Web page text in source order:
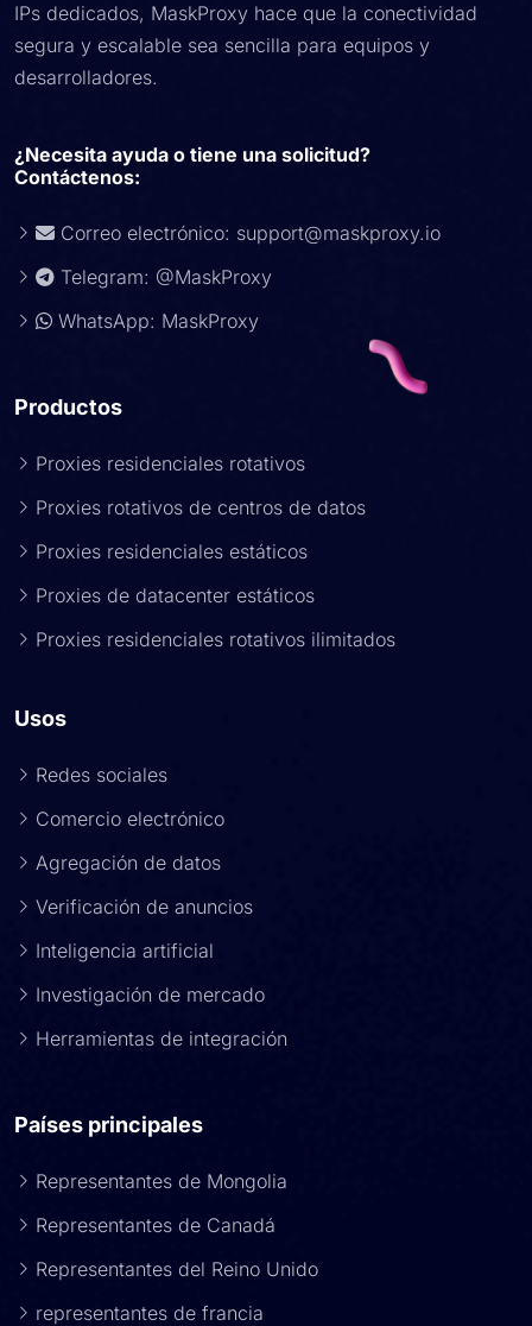
IPs dedicados, MaskProxy hace que la conectividad
segura y escalable sea sencilla para equipos y
desarrolladores.
¿Necesita ayuda o tiene una solicitud?
Contáctenos:
Correo electrónico: support@maskproxy.io
Telegram: @MaskProxy
WhatsApp: MaskProxy
Productos
Proxies residenciales rotativos
Proxies rotativos de centros de datos
Proxies residenciales estáticos
Proxies de datacenter estáticos
Proxies residenciales rotativos ilimitados
Usos
Redes sociales
Comercio electrónico
Agregación de datos
Verificación de anuncios
Inteligencia artificial
Investigación de mercado
Herramientas de integración
Países principales
Representantes de Mongolia
Representantes de Canadá
Representantes del Reino Unido
representantes de francia